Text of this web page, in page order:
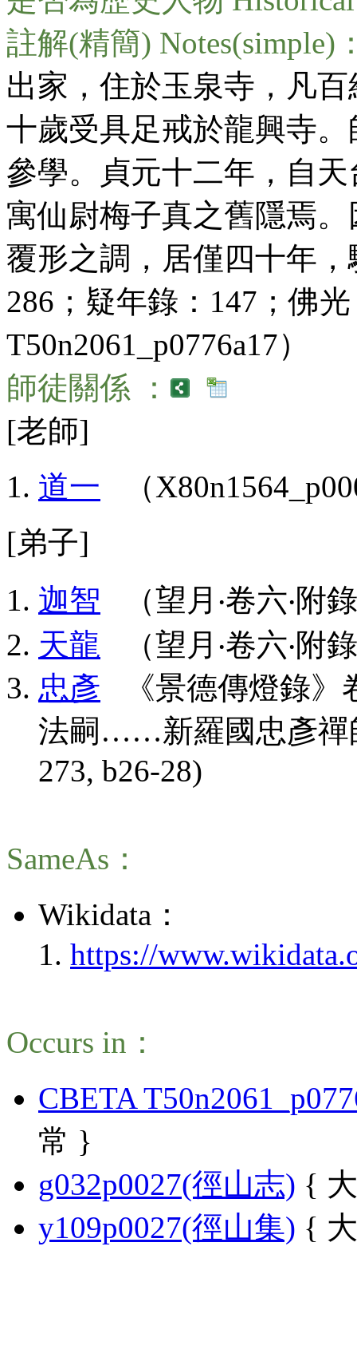
註解(精簡) Notes(simple)
出家，住於玉泉寺，凡
十歲受具足戒於龍興寺
參學。貞元十二年，自
寓仙尉梅子真之舊隱焉
覆形之調，居僅四十年
286；疑年錄：147；佛
T50n2061_p0776a17）
師徒關係 ：
[老師]
道一 （
[弟子]
迦智 （望月‧卷六‧附
天龍 （望月‧卷六‧附
忠彥 《景德傳燈錄》
法嗣……新羅國忠彥禪
273, b26-28)
SameAs：
Wikidata：
https://
Occurs in：
CBETA
常 }
g032p0027(徑山志) {
y109p0027(徑山集) {